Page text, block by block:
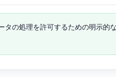
タの処理を許可するための明示的